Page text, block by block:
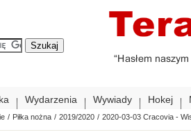
Wydarzenia Wywiady Hokej
/ Piłka nożna / 2019/2020 / 2020-03-03 Cracovia -